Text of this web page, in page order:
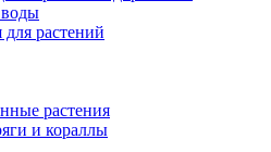
растений
растения
и кораллы